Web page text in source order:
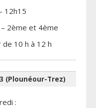
12h15
2ème et 4ème
10 h à 12 h
(Plounéour-Trez)
: